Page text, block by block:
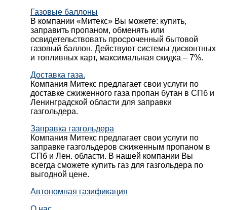
Газовые баллоны
В компании «Митекс» Вы можете: купить,
заправить пропаном, обменять или
освидетельствовать просроченный бытовой
газовый баллон. Действуют системы дисконтных
и топливных карт, максимальная скидка – 7%.
Доставка газа.
Компания Митекс предлагает свои услуги по
доставке сжиженного газа пропан бутан в СПб и
Ленинградской области для заправки
газгольдера.
Заправка газгольдера
Компания Митекс предлагает свои услуги по
заправке газгольдеров сжиженным пропаном в
СПб и Лен. области. В нашей компании Вы
всегда сможете купить газ для газгольдера по
выгодной цене.
Автономная газификация